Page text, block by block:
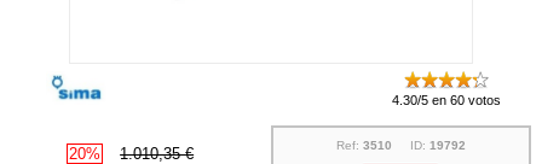
4.30/5 en 60 votos
20% 1.010,35 € Ref: 3510 ID: 19792